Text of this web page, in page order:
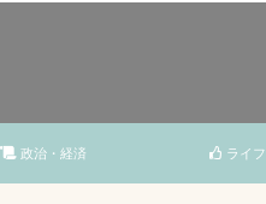
政治・経済 ライフ